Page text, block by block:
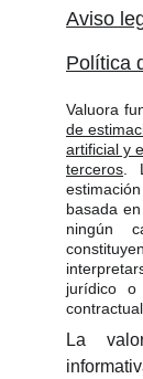
Valuora
de
artificial y
terceros .
basada
ningún
jurídico o
La
Aviso
Política